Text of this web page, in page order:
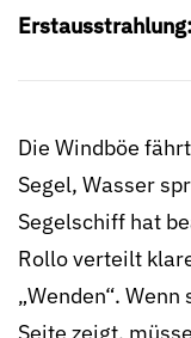
Erstausstrahlung:
Die Windböe
Segel, Wasser
Segelschiff hat
Rollo ver­teilt
„Wenden“.